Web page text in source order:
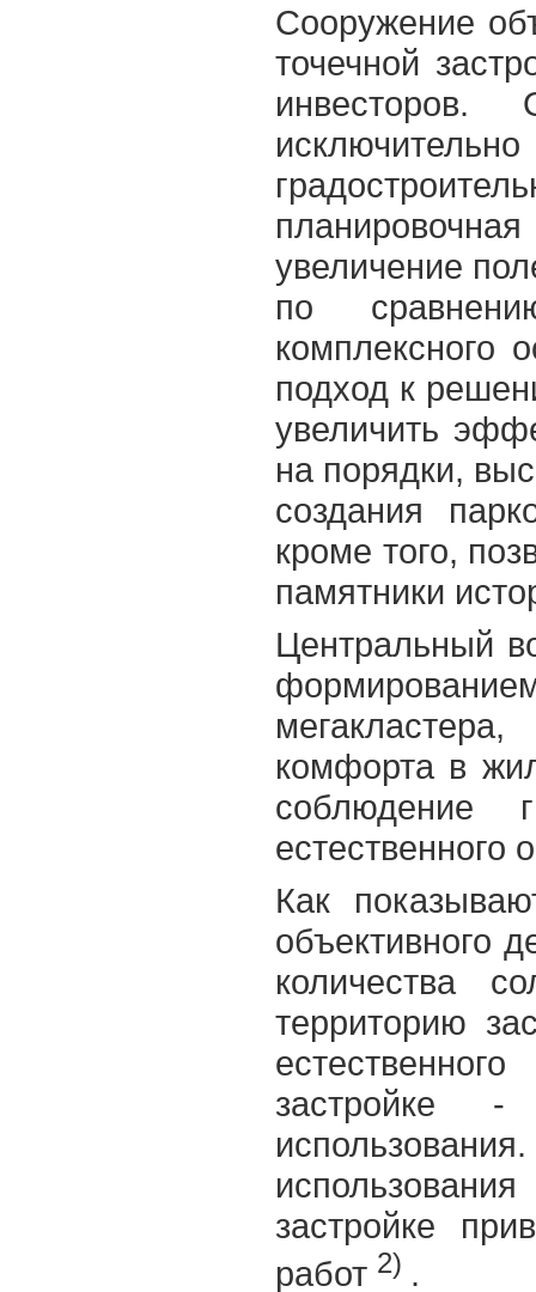
Сооружение
точечной
планировочная
увеличение
по
комплексного
подход к
увеличить
на порядки,
создания
кроме того,
памятники
Центральный
комфорта в
соблюдение
естественного
Как
объективного
количества
территорию
застройке -
застройке
работ 2) .